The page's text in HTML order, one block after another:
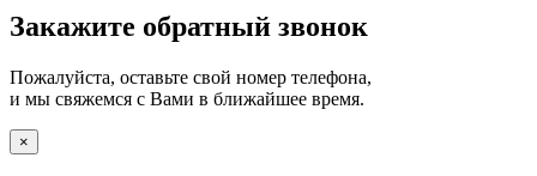
Закажите обратный звонок
Пожалуйста, оставьте свой номер телефона,
и мы свяжемся с Вами в ближайшее время.
×